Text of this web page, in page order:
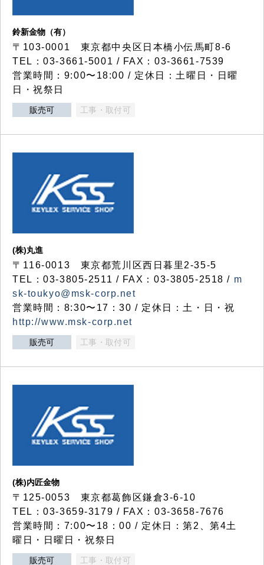
鈴新金物（有）
〒103-0001 東京都中央区日本橋小伝馬町8-6
TEL：03-3661-5001 / FAX：03-3661-7539
営業時間：9:00〜18:00 / 定休日：土曜日・日曜
日・祝祭日
販売可 工事・取付可
(株)丸進
〒116-0013 東京都荒川区西日暮里2-35-5
TEL：03-3805-2511 / FAX：03-3805-2518 / m
sk-toukyo@msk-corp.net
営業時間：8:30〜17：30 / 定休日：土・日・祝
http://www.msk-corp.net
販売可 工事・取付可
(株)内匠金物
〒125-0053 東京都葛飾区鎌倉3-6-10
TEL：03-3659-3179 / FAX：03-3658-7676
営業時間：7:00〜18：00 / 定休日：第2、第4土
曜日・日曜日・祝祭日
販売可 工事・取付可